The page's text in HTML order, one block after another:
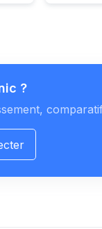
?